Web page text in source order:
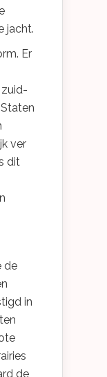
jacht.
Er
ver
dit
de
in
de